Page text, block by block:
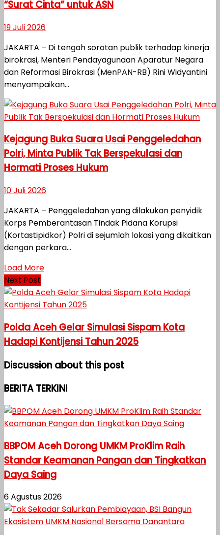
“Surat Cinta” untuk ASN
19 Juli 2026
JAKARTA – Di tengah sorotan publik terhadap kinerja
birokrasi, Menteri Pendayagunaan Aparatur Negara
dan Reformasi Birokrasi (MenPAN-RB) Rini Widyantini
menyampaikan...
Kejagung Buka Suara Usai Penggeledahan
Polri, Minta Publik Tak Berspekulasi dan
Hormati Proses Hukum
10 Juli 2026
JAKARTA – Penggeledahan yang dilakukan penyidik
Korps Pemberantasan Tindak Pidana Korupsi
(Kortastipidkor) Polri di sejumlah lokasi yang dikaitkan
dengan perkara...
Load More
Next Post
Polda Aceh Gelar Simulasi Sispam Kota
Hadapi Kontijensi Tahun 2025
Discussion about this post
BERITA TERKINI
BBPOM Aceh Dorong UMKM ProKlim Raih
Standar Keamanan Pangan dan Tingkatkan
Daya Saing
6 Agustus 2026